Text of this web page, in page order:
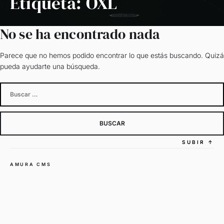
No se ha encontrado nada
Parece que no hemos podido encontrar lo que estás buscando. Quizá
pueda ayudarte una búsqueda.
SUBIR ↑
AMURA CMS